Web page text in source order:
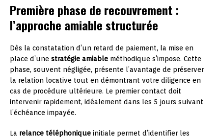
Première phase de recouvrement :
l’approche amiable structurée
Dès la constatation d’un retard de paiement, la mise en
place d’une stratégie amiable méthodique s’impose. Cette
phase, souvent négligée, présente l’avantage de préserver
la relation locative tout en démontrant votre diligence en
cas de procédure ultérieure. Le premier contact doit
intervenir rapidement, idéalement dans les 5 jours suivant
l’échéance impayée.
La relance téléphonique initiale permet d’identifier les